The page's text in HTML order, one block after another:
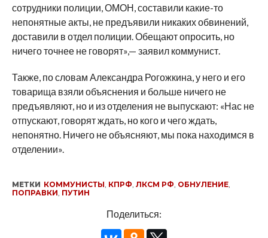
сотрудники полиции, ОМОН, составили какие-то
непонятные акты, не предъявили никаких обвинений,
доставили в отдел полиции. Обещают опросить, но
ничего точнее не говорят»,— заявил коммунист.
Также, по словам Александра Рогожкина, у него и его
товарища взяли объяснения и больше ничего не
предъявляют, но и из отделения не выпускают: «Нас не
отпускают, говорят ждать, но кого и чего ждать,
непонятно. Ничего не объясняют, мы пока находимся в
отделении».
МЕТКИ КОММУНИСТЫ, КПРФ, ЛКСМ РФ, ОБНУЛЕНИЕ,
ПОПРАВКИ, ПУТИН
Поделиться: